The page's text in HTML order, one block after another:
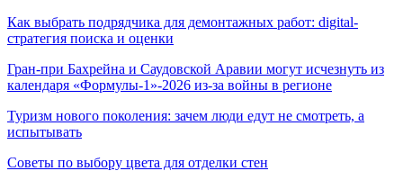
Как выбрать подрядчика для демонтажных работ: digital-
стратегия поиска и оценки
Гран-при Бахрейна и Саудовской Аравии могут исчезнуть из
календаря «Формулы-1»-2026 из-за войны в регионе
Туризм нового поколения: зачем люди едут не смотреть, а
испытывать
Советы по выбору цвета для отделки стен